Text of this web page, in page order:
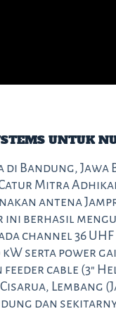
UNTUK
Bandung, Jawa
Mitra
antena
ini berhasil
channel 36
serta power
cable (3″
Lembang
dan